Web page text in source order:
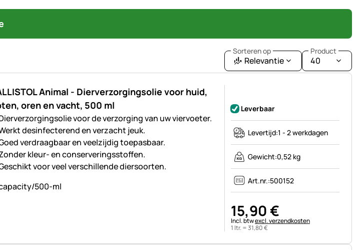
Sorteren op
Relevantie
Product
40
Animal - Dierverzorgingsolie voor huid,
oren en vacht, 500 ml
voor de verzorging van uw viervoeter.
desinfecterend en verzacht jeuk.
verdraagbaar en veelzijdig toepasbaar.
kleur- en conserveringsstoffen.
voor veel verschillende diersoorten.
Leverbaar
Levertijd:1 - 2 werkdagen
Gewicht:0,52 kg
Art.nr.:500152
15,90€
Belastinginformatie:
Incl. btwexcl. verzendkosten
1 ltr. =31,80€